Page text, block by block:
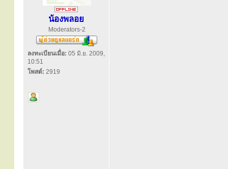
น้องพลอย
Moderators-2
ลงทะเบียนเมื่อ: 05 มิ.ย. 2009,
10:51
โพสต์: 2919